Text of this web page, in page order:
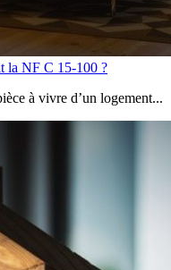
la NF C 15-100 ?
à vivre d’un logement...